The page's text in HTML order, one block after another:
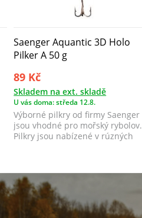
Saenger Aquantic 3D Holo
Pilker A 50 g
89 Kč
Skladem na ext. skladě
U vás doma: středa 12.8.
Výborné pilkry od firmy Saenger
jsou vhodné pro mořský rybolov.
Pilkry jsou nabízené v rúzných